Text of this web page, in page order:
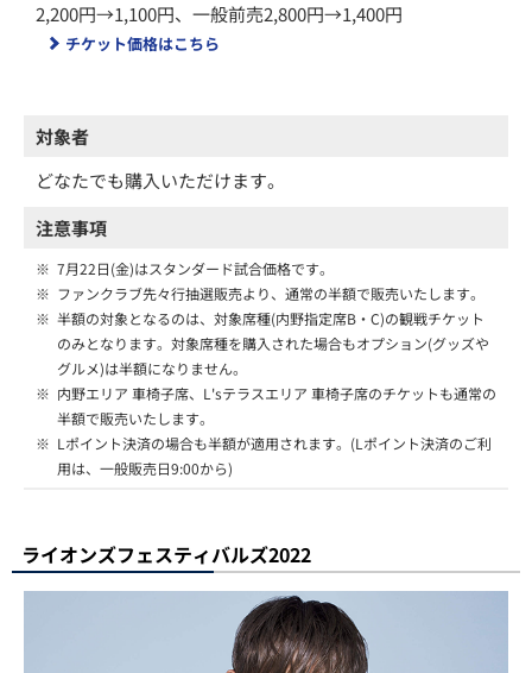
2,200円→1,100円、一般前売2,800円→1,400円
チケット価格はこちら
対象者
どなたでも購入いただけます。
注意事項
※ 7月22日(金)はスタンダード試合価格です。
※ ファンクラブ先々行抽選販売より、通常の半額で販売いたします。
※ 半額の対象となるのは、対象席種(内野指定席B・C)の観戦チケット
のみとなります。対象席種を購入された場合もオプション(グッズや
グルメ)は半額になりません。
※ 内野エリア 車椅子席、L'sテラスエリア 車椅子席のチケットも通常の
半額で販売いたします。
※ Lポイント決済の場合も半額が適用されます。(Lポイント決済のご利
用は、一般販売日9:00から)
ライオンズフェスティバルズ2022